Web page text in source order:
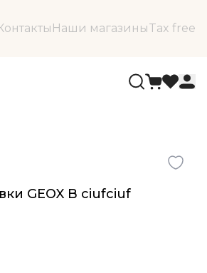
Наши магазиныTax free
GEOX B ciufciuf